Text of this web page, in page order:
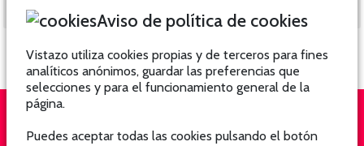
QUIÉNES SOMOS SUSCRÍBETE
Aviso de política de cookies
Vistazo utiliza cookies propias y de terceros para fines
analíticos anónimos, guardar las preferencias que
selecciones y para el funcionamiento general de la
página.
Puedes aceptar todas las cookies pulsando el botón